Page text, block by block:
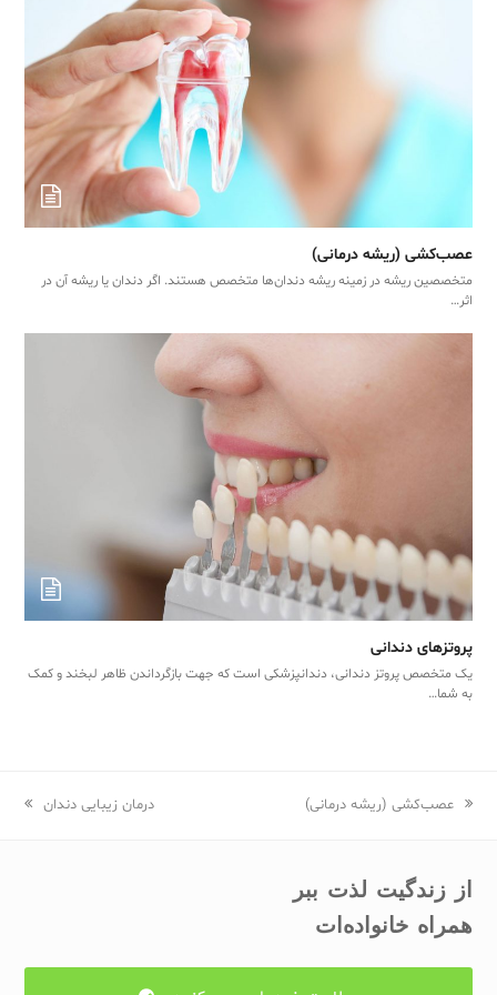
عصب‌کشی (ریشه درمانی)
متخصصین ریشه در زمینه ریشه دندان‌ها متخصص هستند. اگر دندان یا ریشه آن در
اثر…
پروتزهای دندانی
یک متخصص پروتز دندانی، دندانپزشکی است که جهت بازگرداندن ظاهر لبخند و کمک
به شما…
previous
عصب‌کشی (ریشه درمانی)
next
درمان زیبایی دندان
از زندگیت لذت ببر
همراه خانواده‌ات